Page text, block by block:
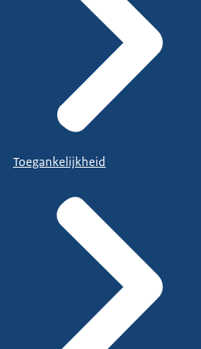
Toegankelijkheid